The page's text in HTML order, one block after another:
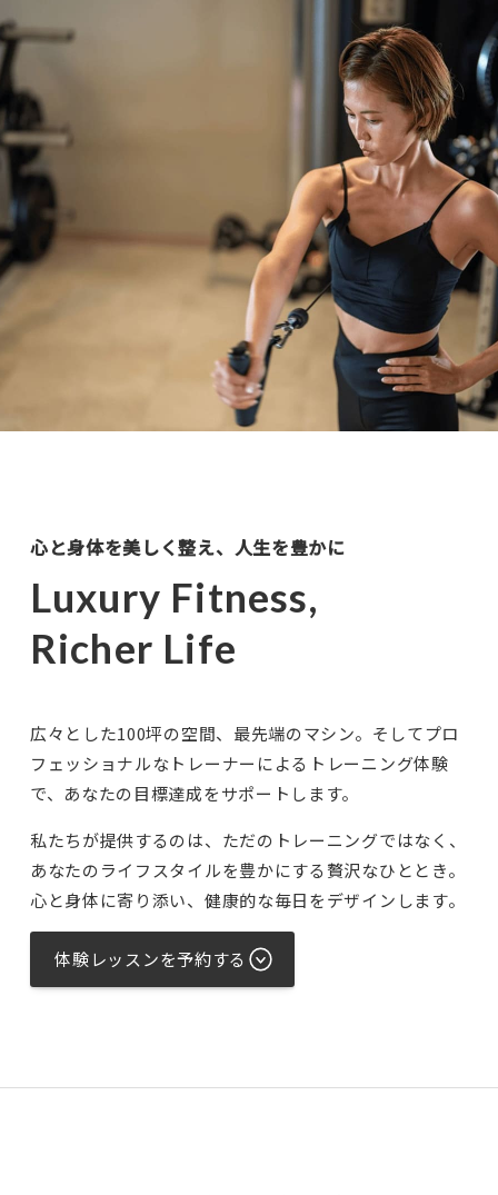
心と身体を美しく整え、人生を豊かに
Luxury Fitness,
Richer Life
広々とした100坪の空間、最先端のマシン。そしてプロ
フェッショナルなトレーナーによるトレーニング体験
で、あなたの目標達成をサポートします。
私たちが提供するのは、ただのトレーニングではなく、
あなたのライフスタイルを豊かにする贅沢なひととき。
心と身体に寄り添い、健康的な毎日をデザインします。
体験レッスンを予約する